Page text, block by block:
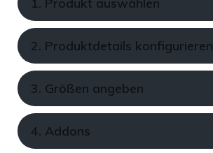
2. Produktdetails konfigurieren
3. Größen angeben
4. Addons